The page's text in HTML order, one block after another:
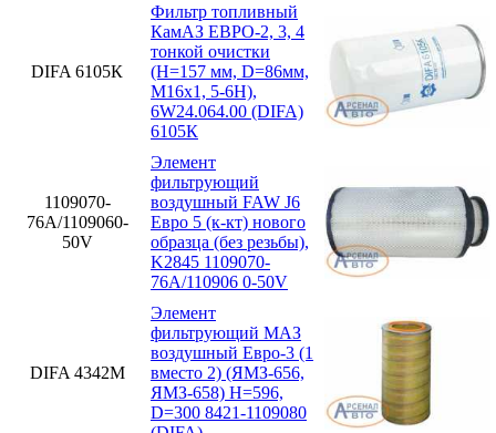
DIFA 6105К
Фильтр топливный
КамАЗ ЕВРО-2, 3, 4
тонкой очистки
(H=157 мм, D=86мм,
M16x1, 5-6H),
6W24.064.00 (DIFA)
6105К
1109070-
76А/1109060-
50V
Элемент
фильтрующий
воздушный FAW J6
Евро 5 (к-кт) нового
образца (без резьбы),
K2845 1109070-
76А/110906 0-50V
DIFA 4342М
Элемент
фильтрующий МАЗ
воздушный Евро-3 (1
вместо 2) (ЯМЗ-656,
ЯМЗ-658) H=596,
D=300 8421-1109080